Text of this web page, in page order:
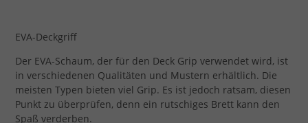
EVA-Deckgriff
Der EVA-Schaum, der für den Deck Grip verwendet wird, ist
in verschiedenen Qualitäten und Mustern erhältlich. Die
meisten Typen bieten viel Grip. Es ist jedoch ratsam, diesen
Punkt zu überprüfen, denn ein rutschiges Brett kann den
Spaß verderben.